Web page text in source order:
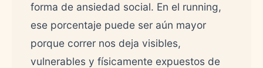
forma de ansiedad social. En el running,
ese porcentaje puede ser aún mayor
porque correr nos deja visibles,
vulnerables y físicamente expuestos de